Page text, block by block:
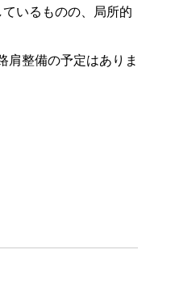
いるものの、局所的
整備の予定はありま